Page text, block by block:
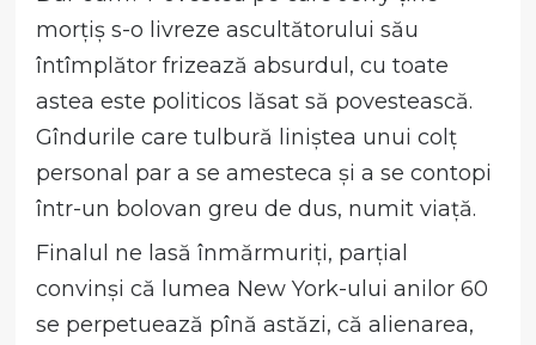
morțiș s-o livreze ascultătorului său
întîmplător frizează absurdul, cu toate
astea este politicos lăsat să povestească.
Gîndurile care tulbură liniștea unui colț
personal par a se amesteca și a se contopi
într-un bolovan greu de dus, numit viață.
Finalul ne lasă înmărmuriți, parțial
convinși că lumea New York-ului anilor 60
se perpetuează pînă astăzi, că alienarea,